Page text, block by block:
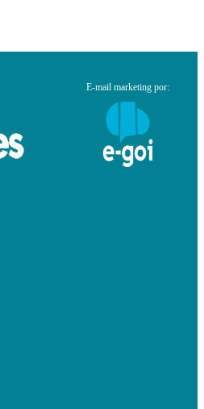
E-mail marketing por: